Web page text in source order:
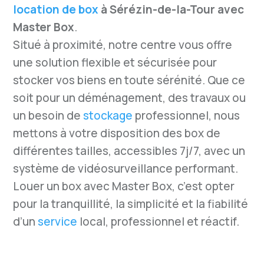
location de box à Sérézin-de-la-Tour avec
Master Box.
Situé à proximité, notre centre vous offre
une solution flexible et sécurisée pour
stocker vos biens en toute sérénité. Que ce
soit pour un déménagement, des travaux ou
un besoin de stockage professionnel, nous
mettons à votre disposition des box de
différentes tailles, accessibles 7j/7, avec un
système de vidéosurveillance performant.
Louer un box avec Master Box, c’est opter
pour la tranquillité, la simplicité et la fiabilité
d’un service local, professionnel et réactif.